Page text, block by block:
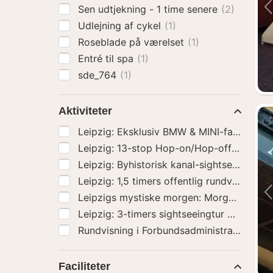
Sen udtjekning - 1 time senere (2)
Udlejning af cykel (1)
Roseblade på værelset (1)
Entré til spa (1)
sde_764 (1)
Aktiviteter
Leipzig: 13-stop Hop-on/Hop-off
Leipzig: 3-timers sightseeingtur
Faciliteter